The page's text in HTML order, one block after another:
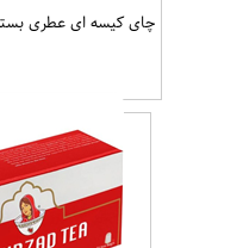
چای کیسه ای عطری بسته 25 عددی مشکی برند :